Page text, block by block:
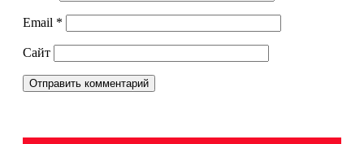
Email *
Сайт